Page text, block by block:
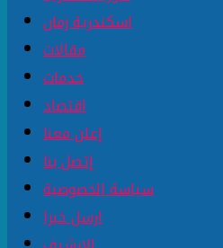
اسكندرية زمان
مقالات
خدمات
اقتصاد
إعلن معنا
إتصل بنا
سياسة الخصوصية
ارسل خبرا